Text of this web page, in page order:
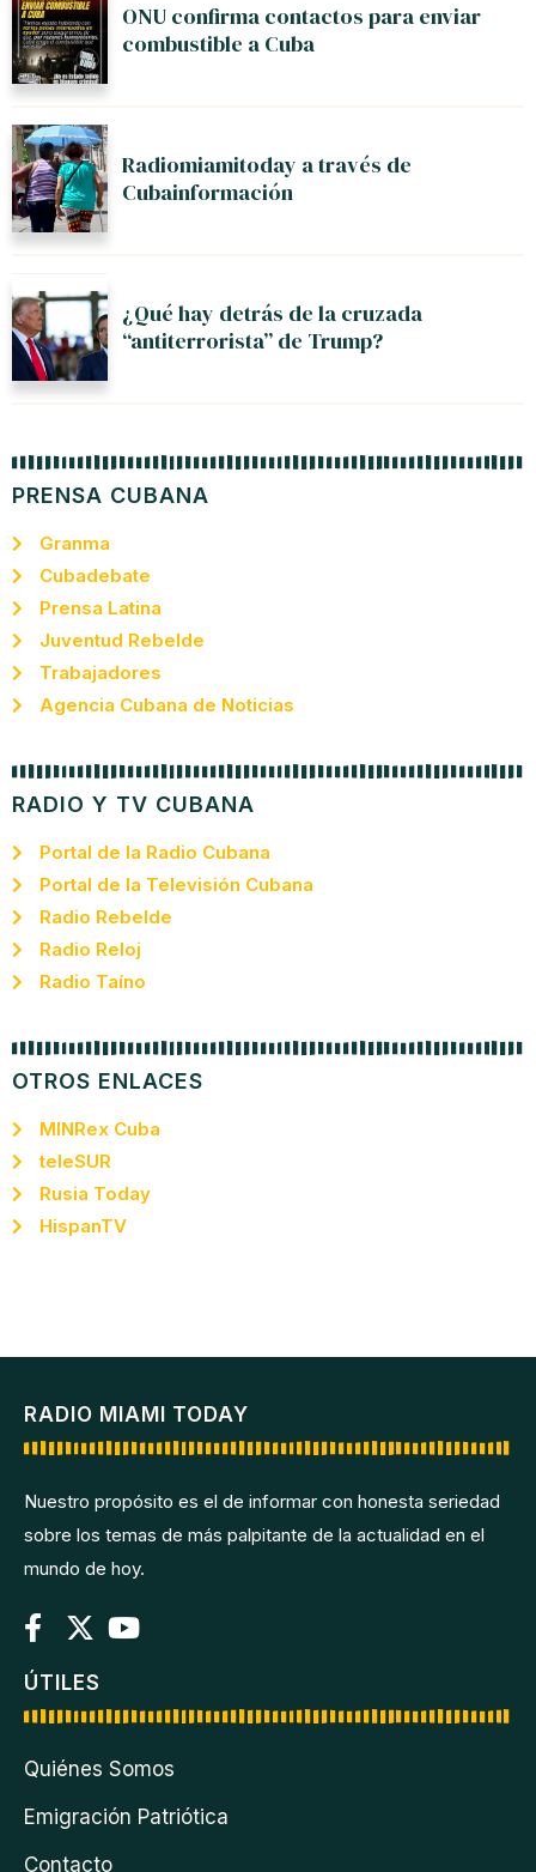
ONU confirma contactos para enviar
combustible a Cuba
Radiomiamitoday a través de
Cubainformación
¿Qué hay detrás de la cruzada
“antiterrorista” de Trump?
PRENSA CUBANA
Granma
Cubadebate
Prensa Latina
Juventud Rebelde
Trabajadores
Agencia Cubana de Noticias
RADIO Y TV CUBANA
Portal de la Radio Cubana
Portal de la Televisión Cubana
Radio Rebelde
Radio Reloj
Radio Taíno
OTROS ENLACES
MINRex Cuba
teleSUR
Rusia Today
HispanTV
RADIO MIAMI TODAY
Nuestro propósito es el de informar con honesta seriedad
sobre los temas de más palpitante de la actualidad en el
mundo de hoy.
ÚTILES
Quiénes Somos
Emigración Patriótica
Contacto